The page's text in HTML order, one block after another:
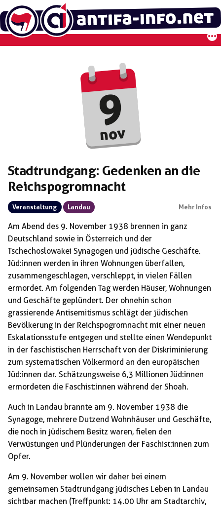
Zum
Inhalt
springen
nov
9
Stadtrundgang: Gedenken an die
Reichspogromnacht
Veranstaltung Landau Mehr Infos
Am Abend des 9. November 1938 brennen in ganz
Deutschland sowie in Österreich und der
Tschechoslowakei Synagogen und jüdische Geschäfte.
Jüd:innen werden in ihren Wohnungen überfallen,
zusammengeschlagen, verschleppt, in vielen Fällen
ermordet. Am folgenden Tag werden Häuser, Wohnungen
und Geschäfte geplündert. Der ohnehin schon
grassierende Antisemitismus schlägt der jüdischen
Bevölkerung in der Reichspogromnacht mit einer neuen
Eskalationsstufe entgegen und stellte einen Wendepunkt
in der faschistischen Herrschaft von der Diskriminierung
zum systematischen Völkermord an den europäischen
Jüd:innen dar. Schätzungsweise 6,3 Millionen Jüd:innen
ermordeten die Faschist:innen während der Shoah.
Auch in Landau brannte am 9. November 1938 die
Synagoge, mehrere Dutzend Wohnhäuser und Geschäfte,
die noch in jüdischem Besitz waren, fielen den
Verwüstungen und Plünderungen der Faschist:innen zum
Opfer.
Am 9. November wollen wir daher bei einem
gemeinsamen Stadtrundgang jüdisches Leben in Landau
sichtbar machen (Treffpunkt: 14.00 Uhr am Stadtarchiv,